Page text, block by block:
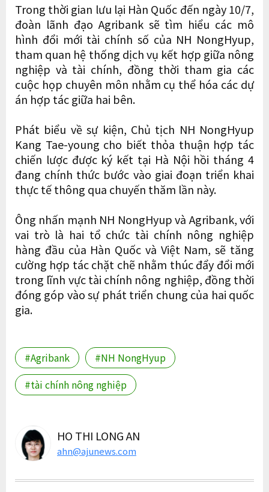
Trong thời gian lưu lại Hàn Quốc đến ngày 10/7,
đoàn lãnh đạo Agribank sẽ tìm hiểu các mô
hình đổi mới tài chính số của NH NongHyup,
tham quan hệ thống dịch vụ kết hợp giữa nông
nghiệp và tài chính, đồng thời tham gia các
cuộc họp chuyên môn nhằm cụ thể hóa các dự
án hợp tác giữa hai bên.
Phát biểu về sự kiện, Chủ tịch NH NongHyup
Kang Tae-young cho biết thỏa thuận hợp tác
chiến lược được ký kết tại Hà Nội hồi tháng 4
đang chính thức bước vào giai đoạn triển khai
thực tế thông qua chuyến thăm lần này.
Ông nhấn mạnh NH NongHyup và Agribank, với
vai trò là hai tổ chức tài chính nông nghiệp
hàng đầu của Hàn Quốc và Việt Nam, sẽ tăng
cường hợp tác chặt chẽ nhằm thúc đẩy đổi mới
trong lĩnh vực tài chính nông nghiệp, đồng thời
đóng góp vào sự phát triển chung của hai quốc
gia.
#Agribank
#NH NongHyup
#tài chính nông nghiệp
HO THI LONG AN
ahn@ajunews.com